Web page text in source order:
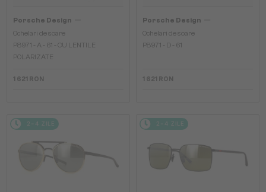
Porsche Design
Ochelari de soare
P8971 - A - 61 - CU LENTILE
POLARIZATE
1 621 RON
Porsche Design
Ochelari de soare
P8971 - D - 61
1 621 RON
2-4 ZILE 2-4 ZILE